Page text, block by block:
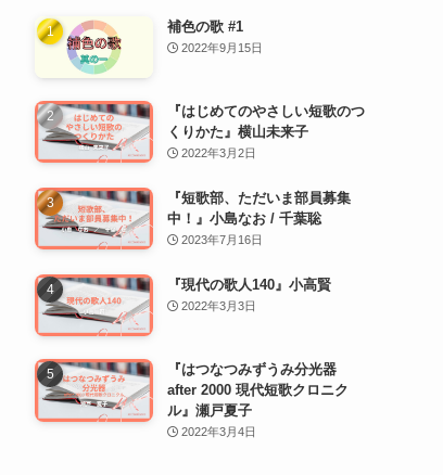
補色の歌 #1
2022年9月15日
『はじめてのやさしい短歌のつ
くりかた』横山未来子
2022年3月2日
『短歌部、ただいま部員募集
中！』小島なお / 千葉聡
2023年7月16日
『現代の歌人140』小高賢
2022年3月3日
『はつなつみずうみ分光器
after 2000 現代短歌クロニク
ル』瀬戸夏子
2022年3月4日